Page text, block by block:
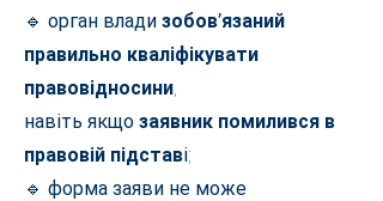
🔹 орган влади зобов’язаний
правильно кваліфікувати
правовідносини,
навіть якщо заявник помилився в
правовій підставі;
🔹 форма заяви не може